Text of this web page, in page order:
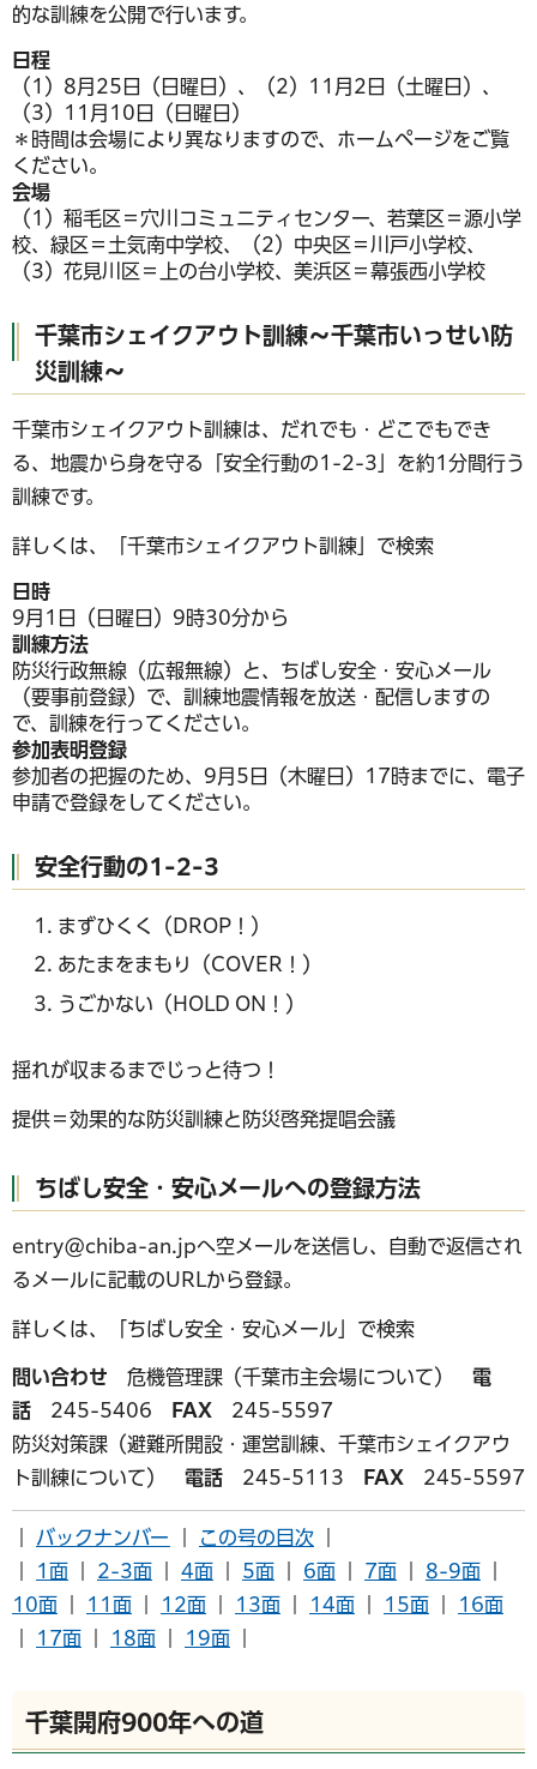
的な訓練を公開で行います。
日程
（1）8月25日（日曜日）、（2）11月2日（土曜日）、
（3）11月10日（日曜日）
＊時間は会場により異なりますので、ホームページをご覧
ください。
会場
（1）稲毛区＝穴川コミュニティセンター、若葉区＝源小学
校、緑区＝土気南中学校、（2）中央区＝川戸小学校、
（3）花見川区＝上の台小学校、美浜区＝幕張西小学校
千葉市シェイクアウト訓練～千葉市いっせい防
災訓練～
千葉市シェイクアウト訓練は、だれでも・どこでもでき
る、地震から身を守る「安全行動の1-2-3」を約1分間行う
訓練です。
詳しくは、「千葉市シェイクアウト訓練」で検索
日時
9月1日（日曜日）9時30分から
訓練方法
防災行政無線（広報無線）と、ちばし安全・安心メール
（要事前登録）で、訓練地震情報を放送・配信しますの
で、訓練を行ってください。
参加表明登録
参加者の把握のため、9月5日（木曜日）17時までに、電子
申請で登録をしてください。
安全行動の1-2-3
まずひくく（DROP！）
あたまをまもり（COVER！）
うごかない（HOLD ON！）
揺れが収まるまでじっと待つ！
提供＝効果的な防災訓練と防災啓発提唱会議
ちばし安全・安心メールへの登録方法
entry@chiba-an.jpへ空メールを送信し、自動で返信され
るメールに記載のURLから登録。
詳しくは、「ちばし安全・安心メール」で検索
問い合わせ 危機管理課（千葉市主会場について） 電
話 245-5406 FAX 245-5597
防災対策課（避難所開設・運営訓練、千葉市シェイクアウ
ト訓練について） 電話 245-5113 FAX 245-5597
バックナンバー この号の目次
1面 2-3面 4面 5面 6面 7面 8-9面
10面
11面 12面 13面 14面 15面
16面
17面 18面 19面
千葉開府900年への道